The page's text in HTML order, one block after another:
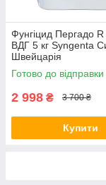
Фунгіцид Пергадо
ВДГ 5 кг Syngenta
Швейцарія
Готово до відправки
2 998 ₴ 3 700 ₴
Купити